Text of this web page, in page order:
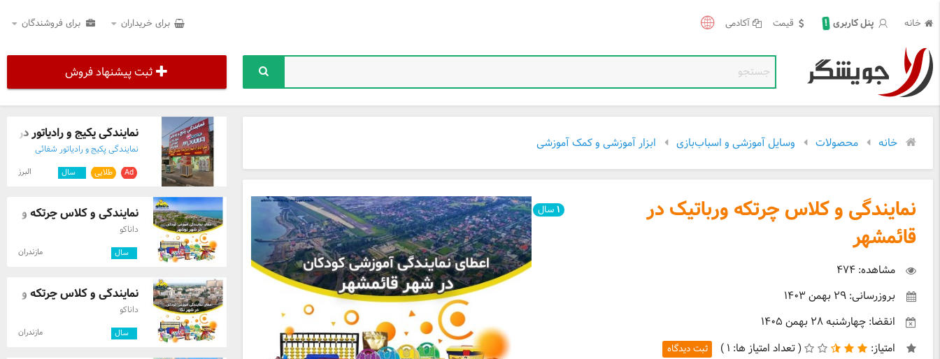
خانه پنل کاربری ! قیمت آکادمی برای خریداران برای فروشندگان
ثبت پیشنهاد فروش
خانه محصولات وسایل آموزشی و اسباب‌بازی ابزار آموزشی و کمک آموزشی
نمایندگی و کلاس چرتکه ورباتیک در
قائمشهر
مشاهده: ۴۷۴
بروزرسانی: ۲۹ بهمن ۱۴۰۳
انقضا: چهارشنبه ۲۸ بهمن ۱۴۰۵
امتیاز:
(تعداد امتیاز ها: ۱ ) ثبت دیدگاه
۱سال
نمایندگی پکیج و رادیاتور در
نمایندگی پکیج و رادیاتور شفائی
Ad طلایی سال البرز
نمایندگی و کلاس چرتکه و
داناکو
سال مازندران
نمایندگی و کلاس چرتکه و
داناکو
سال مازندران